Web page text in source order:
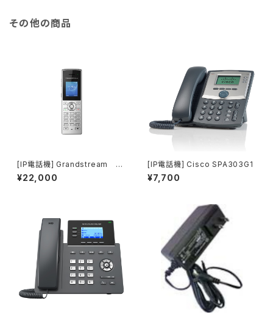
その他の商品
[IP電話機] Grandstream W
P810
¥22,000
[IP電話機] Cisco SPA303G1
¥7,700